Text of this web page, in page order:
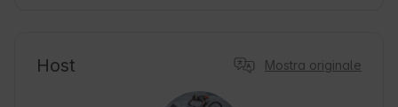
Host Mostra originale